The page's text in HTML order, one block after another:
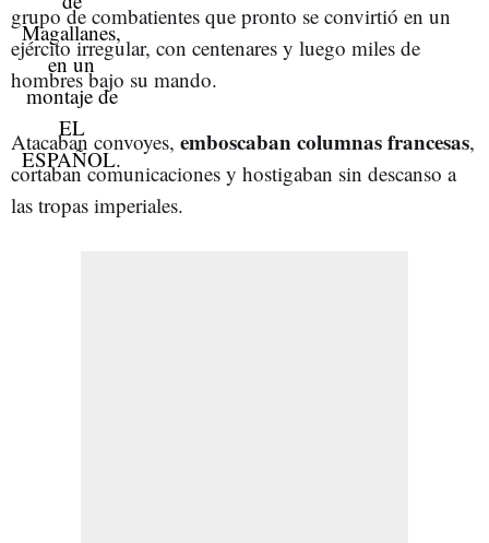
grupo de combatientes que pronto se convirtió en un
ejército irregular, con centenares y luego miles de
hombres bajo su mando.
Atacaban convoyes, emboscaban columnas francesas,
cortaban comunicaciones y hostigaban sin descanso a
las tropas imperiales.